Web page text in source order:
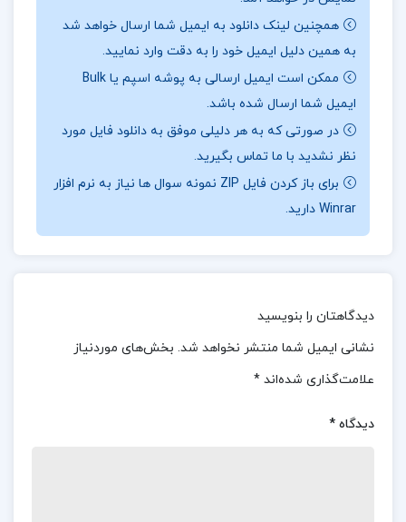
کارشناسی و کارشناسی ارشد است و با تمرین های
متنوع، خواننده را به تفکر و تعمیق در مفاهیم دعوت می
کند.
📖بخش ی از کتاب جبر مجرد در بخشی از این کتاب،
نویسنده به تعریف گروه ها و خواص بنیادی آن ها می
پردازد:«گروه، مجموعه ای است مجهز به یک عمل دوتایی
که در آن، خاصیت بسته بودن، وجود عنصر واحد، وجود
عنصر معکوس و شرکت پذیری برقرار باشد. این چهار
ویژگی، ساختار جبری ای را تعریف می کنند که در بسیاری
📌 فهرست مطالب کتاب جبر مجرد دکتر علی اکبر عالم
زاده:
فصل اول: نکاتی آشنا و نکاتی کمتر آشنا
همچنین لینک دانلود به ایمیل شما ارسال خواهد شد
به همین دلیل ایمیل خود را به دقت وارد نمایید.
ممکن است ایمیل ارسالی به پوشه اسپم یا Bulk
ایمیل شما ارسال شده باشد.
در صورتی که به هر دلیلی موفق به دانلود فایل مورد
نظر نشدید با ما تماس بگیرید.
برای باز کردن فایل ZIP نمونه سوال ها نیاز به نرم افزار
Winrar دارید.
دیدگاهتان را بنویسید
نشانی ایمیل شما منتشر نخواهد شد. بخش‌های موردنیاز
علامت‌گذاری شده‌اند *
دیدگاه *